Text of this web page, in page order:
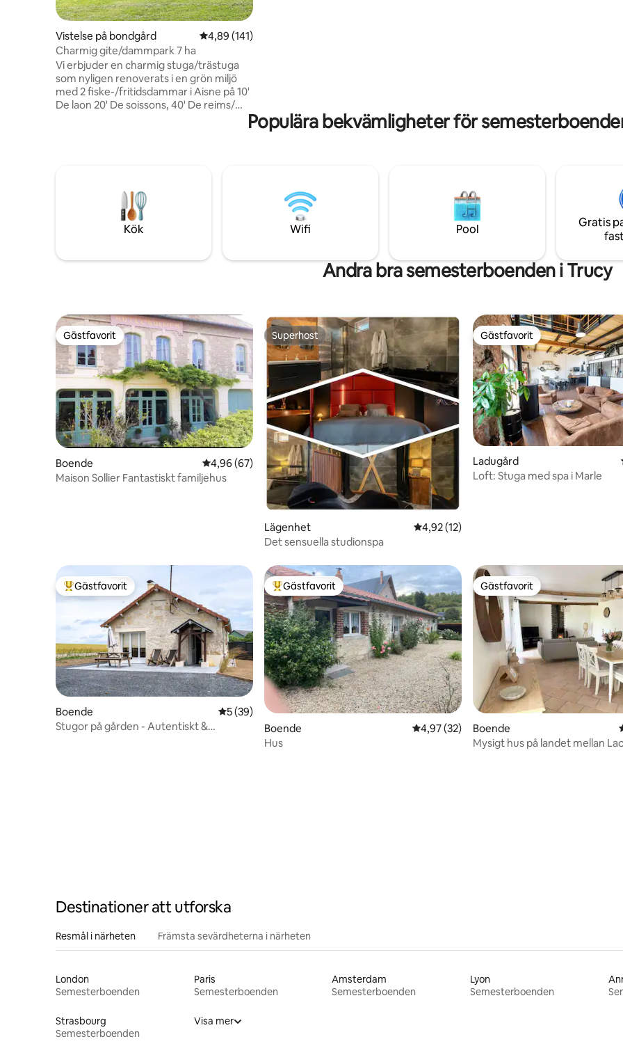
Vistelse på bondgård 4,89 av 5 i genomsnittligt betyg, 141 omdömen
4,89 (141)
Charmig gite/dammpark 7 ha
Vi erbjuder en charmig stuga/trästuga
som nyligen renoverats i en grön miljö
med 2 fiske-/fritidsdammar i Aisne på 10'
De laon 20' De soissons, 40' De reims/
träterrass med fantastisk utsikt över
damm och skog 3 sovrum, 1 med säng
140. 1 säng 160, för 9 p Sovsal med 5
sängar 90 1 badrum dusch 1 toalett 1
vid pontonen, 1 paddelbräda, 1
vandringar möjliga En drömmiljö
Populära bekvämligheter för
Kök Wifi Pool
Gratis
Andra bra semesterboenden i Trucy
Gästfavorit
Gästfavorit
Boende 4,96 av 5 i genomsnittligt betyg, 67 omdömen
4,96 (67)
Maison Sollier Fantastiskt familjehus
Superhost
Superhost
Lägenhet 4,92 av 5 i genomsnittligt betyg, 12
4,92 (12)
Det sensuella studionspa
Gästfavorit
Gästfavorit
Ladugård
Loft: Stuga med spa i Marle
Populär gästfavorit
Gästfavorit
Boende 5 av 5 i genomsnittligt betyg, 39 omdömen
5 (39)
Stugor på gården - Autentiskt &
Populär gästfavorit
Gästfavorit
Boende 4,97 av 5 i genomsnittligt betyg, 32
4,97 (32)
Hus
Gästfavorit
Gästfavorit
Boende
Mysigt hus på landet mellan
Destinationer att utforska
Resmål i närheten Främsta sevärdheterna i närheten
London
Semesterboenden
Paris
Semesterboenden
Amsterdam
Semesterboenden
Lyon
Semesterboenden
Strasbourg
Semesterboenden
Visa mer